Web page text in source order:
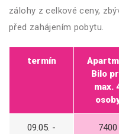
zálohy z celkové ceny,
před zahájením pobytu.
termín
Bilo
max.
09.05. -
7400